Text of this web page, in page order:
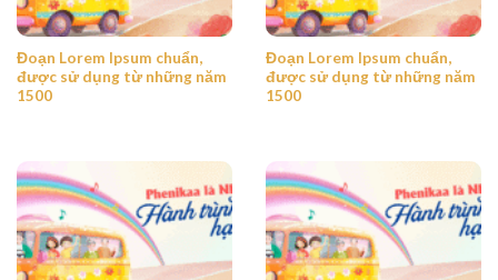
Đoạn Lorem Ipsum chuẩn,
được sử dụng từ những năm
1500
Đoạn Lorem Ipsum chuẩn,
được sử dụng từ những năm
1500